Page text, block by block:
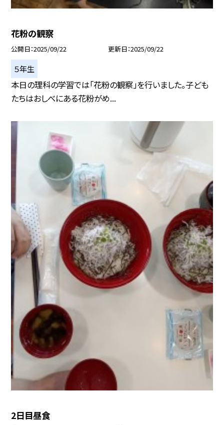
花粉の観察
公開日 2025/09/22 更新日 2025/09/22
５年生
本日の理科の学習では「花粉の観察」を行いました。子ども
たちはおしべにある花粉がめ...
2日目昼食